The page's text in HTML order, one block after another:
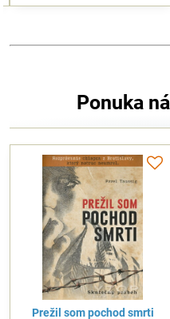
Ponuka
Prežil som pochod smrti